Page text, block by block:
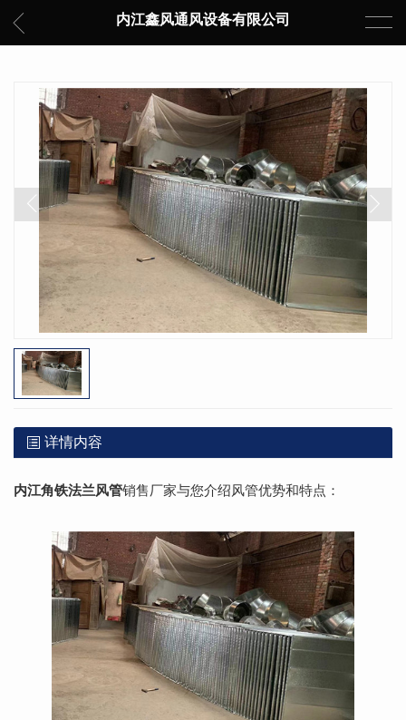
内江鑫风通风设备有限公司
详情内容
内江角铁法兰风管销售厂家与您介绍风管优势和特点：